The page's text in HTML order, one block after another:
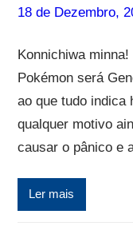
18 de Dezembro,
Konnichiwa
Pokémon será
ao que tudo indica
qualquer motivo
causar o pânico e
Ler mais